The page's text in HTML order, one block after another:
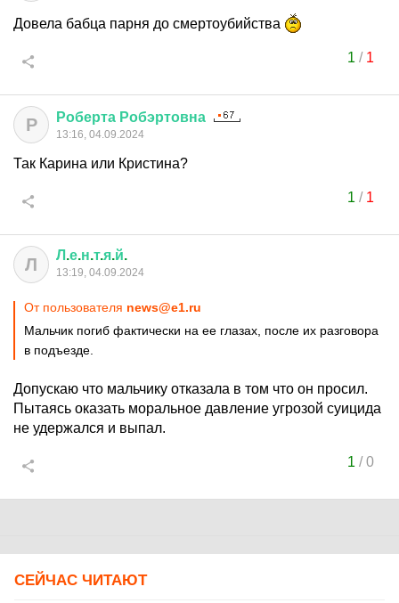
Довела бабца парня до смертоубийства
1 / 1
Р Роберта Робэртовна
13:16, 04.09.2024
Так Карина или Кристина?
1 / 1
Л Л .е.н.т.я.й.
13:19, 04.09.2024
От пользователя news@e1.ru
Мальчик погиб фактически на ее глазах, после их разговора
в подъезде.
Допускаю что мальчику отказала в том что он просил.
Пытаясь оказать моральное давление угрозой суицида
не удержался и выпал.
1 /0
СЕЙЧАС ЧИТАЮТ